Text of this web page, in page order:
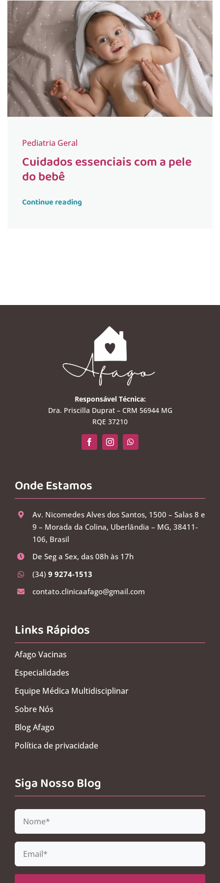
Pediatria Geral
Cuidados essenciais com a pele
do bebê
Continue reading
Responsável Técnica:
Dra. Priscilla Duprat – CRM 56944 MG
RQE 37210
Onde Estamos
Av. Nicomedes Alves dos Santos, 1500 – Salas 8 e
9 – Morada da Colina, Uberlândia – MG, 38411-
106, Brasil
De Seg a Sex, das 08h às 17h
(34) 9 9274-1513
contato.clinicaafago@gmail.com
Links Rápidos
Afago Vacinas
Especialidades
Equipe Médica Multidisciplinar
Sobre Nós
Blog Afago
Política de privacidade
Siga Nosso Blog